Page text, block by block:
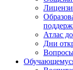
Атлас
Дни